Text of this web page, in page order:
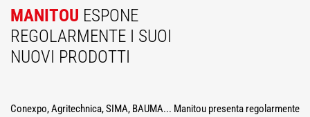
MANITOU ESPONE
REGOLARMENTE I SUOI
NUOVI PRODOTTI
Conexpo, Agritechnica, SIMA, BAUMA... Manitou presenta regolarmente